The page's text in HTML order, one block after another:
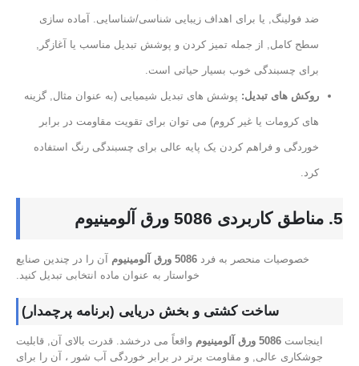
ضد فولینگ, یا برای اهداف زیبایی شناسی/شناسایی. آماده سازی
سطح کامل, از جمله تمیز کردن و پوشش تبدیل مناسب یا آغازگر,
برای چسبندگی خوب بسیار حیاتی است.
روکش های تبدیل: پوشش های تبدیل شیمیایی (به عنوان مثال, گزینه
های کرومات یا غیر کروم) می توان برای تقویت مقاومت در برابر
خوردگی و فراهم کردن یک پایه عالی برای چسبندگی رنگ استفاده
کرد.
5. مناطق کاربردی 5086 ورق آلومینیوم
خصوصیات منحصر به فرد 5086 ورق آلومینیوم
آن را در چندین صنایع
خواستار به عنوان ماده انتخابی تبدیل کنید.
ساخت کشتی و بخش دریایی (برنامه پرچمدار)
اینجاست 5086 ورق آلومینیوم
واقعاً می درخشد. قدرت بالای آن, قابلیت
جوشکاری عالی, و مقاومت برتر در برابر خوردگی آب شور ، آن را برای